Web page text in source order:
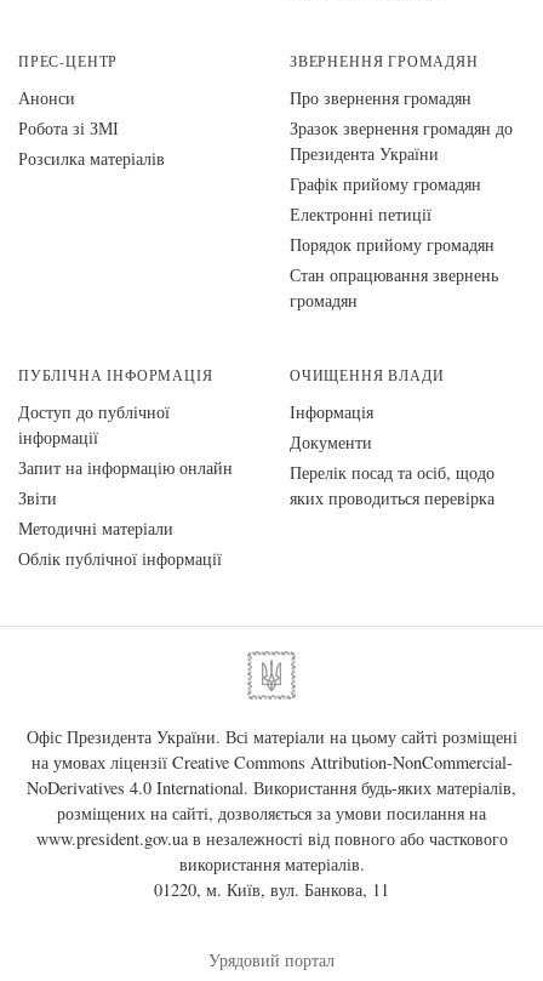
ПРЕС-ЦЕНТР
Анонси
Робота зі ЗМІ
Розсилка матеріалів
ЗВЕРНЕННЯ ГРОМАДЯН
Про звернення громадян
Зразок звернення громадян до
Президента України
Графік прийому громадян
Електронні петиції
Порядок прийому громадян
Стан опрацювання звернень
громадян
ПУБЛІЧНА ІНФОРМАЦІЯ
Доступ до публічної
інформації
Запит на інформацію онлайн
Звіти
Методичні матеріали
Облік публічної інформації
ОЧИЩЕННЯ ВЛАДИ
Інформація
Документи
Перелік посад та осіб, щодо
яких проводиться перевірка
Офіс Президента України. Всі матеріали на цьому сайті розміщені
на умовах ліцензії Creative Commons Attribution-NonCommercial-
NoDerivatives 4.0 International. Використання будь-яких матеріалів,
розміщених на сайті, дозволяється за умови посилання на
www.president.gov.uaв незалежності від повного або часткового
використання матеріалів.
01220, м. Київ, вул. Банкова, 11
Урядовий портал